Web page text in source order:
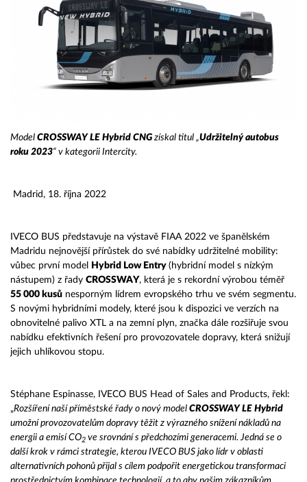
Model CROSSWAY LE Hybrid CNGzískal titul „Udržitelný autobus
roku 2023“ v kategorii Intercity.
Madrid, 18. října 2022
IVECO BUS představuje na výstavě FIAA 2022 ve španělském
Madridu nejnovější přírůstek do své nabídky udržitelné mobility:
vůbec první model
Hybrid Low Entry (hybridní model s nízkým
nástupem) z řady CROSSWAY, která je s rekordní výrobou téměř
55 000 kusů nesporným lídrem evropského trhu ve svém segmentu.
S novými hybridními modely, které jsou k dispozici ve verzích na
obnovitelné palivo XTL a na zemní plyn, značka dále rozšiřuje svou
nabídku efektivních řešení pro provozovatele dopravy, která snižují
jejich uhlíkovou stopu.
Stéphane Espinasse, IVECO BUS Head of Sales and Products, řekl:
„Rozšíření naší příměstské řady o nový model CROSSWAY LE Hybrid
umožní provozovatelům dopravy těžit z výrazného snížení nákladů na
energii a emisí CO2 ve srovnání s předchozími generacemi. Jedná se o
další krok v rámci strategie, kterou IVECO BUS jako lídr v oblasti
alternativních pohonů přijal s cílem podpořit energetickou transformaci